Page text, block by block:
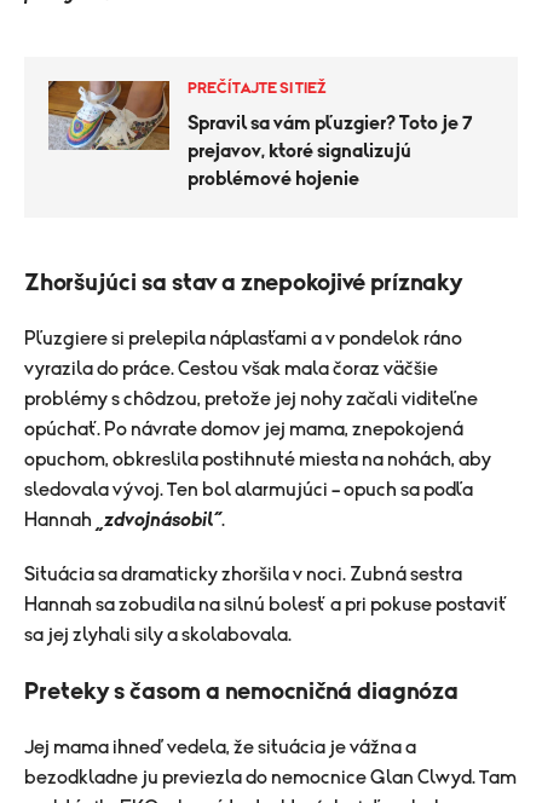
PREČÍTAJTE SI TIEŽ
Spravil sa vám pľuzgier? Toto je 7
prejavov, ktoré signalizujú
problémové hojenie
Zhoršujúci sa stav a znepokojivé príznaky
Pľuzgiere si prelepila náplasťami a v pondelok ráno
vyrazila do práce. Cestou však mala čoraz väčšie
problémy s chôdzou, pretože jej nohy začali viditeľne
opúchať. Po návrate domov jej mama, znepokojená
opuchom, obkreslila postihnuté miesta na nohách, aby
sledovala vývoj. Ten bol alarmujúci – opuch sa podľa
Hannah
„zdvojnásobil“.
Situácia sa dramaticky zhoršila v noci. Zubná sestra
Hannah sa zobudila na silnú bolesť a pri pokuse postaviť
sa jej zlyhali sily a skolabovala.
Preteky s časom a nemocničná diagnóza
Jej mama ihneď vedela, že situácia je vážna a
bezodkladne ju previezla do nemocnice Glan Clwyd. Tam